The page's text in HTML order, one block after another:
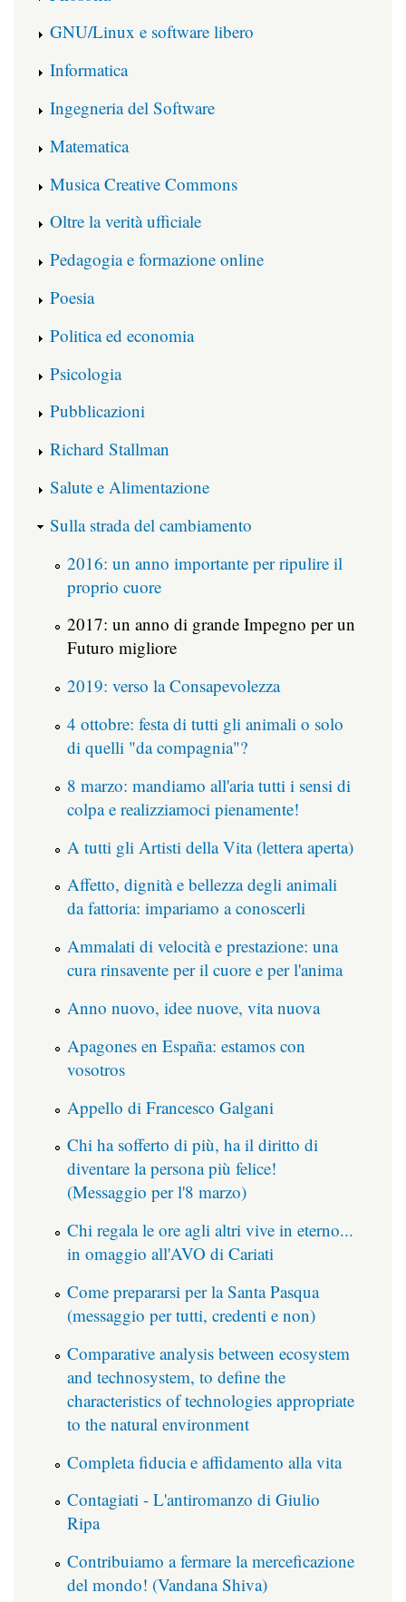
GNU/Linux e software libero
Informatica
Ingegneria del Software
Matematica
Musica Creative Commons
Oltre la verità ufficiale
Pedagogia e formazione online
Poesia
Politica ed economia
Psicologia
Pubblicazioni
Richard Stallman
Salute e Alimentazione
Sulla strada del cambiamento
2016: un anno importante per ripulire il
proprio cuore
2017: un anno di grande Impegno per un
Futuro migliore
2019: verso la Consapevolezza
4 ottobre: festa di tutti gli animali o solo
di quelli "da compagnia"?
8 marzo: mandiamo all'aria tutti i sensi di
colpa e realizziamoci pienamente!
A tutti gli Artisti della Vita (lettera aperta)
Affetto, dignità e bellezza degli animali
da fattoria: impariamo a conoscerli
Ammalati di velocità e prestazione: una
cura rinsavente per il cuore e per l'anima
Anno nuovo, idee nuove, vita nuova
Apagones en España: estamos con
vosotros
Appello di Francesco Galgani
Chi ha sofferto di più, ha il diritto di
diventare la persona più felice!
(Messaggio per l'8 marzo)
Chi regala le ore agli altri vive in eterno...
in omaggio all'AVO di Cariati
Come prepararsi per la Santa Pasqua
(messaggio per tutti, credenti e non)
Comparative analysis between ecosystem
and technosystem, to define the
characteristics of technologies appropriate
to the natural environment
Completa fiducia e affidamento alla vita
Contagiati - L'antiromanzo di Giulio
Ripa
Contribuiamo a fermare la merceficazione
del mondo! (Vandana Shiva)